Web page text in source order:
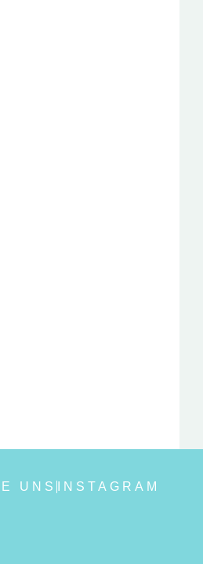
UNS INSTAGRAM